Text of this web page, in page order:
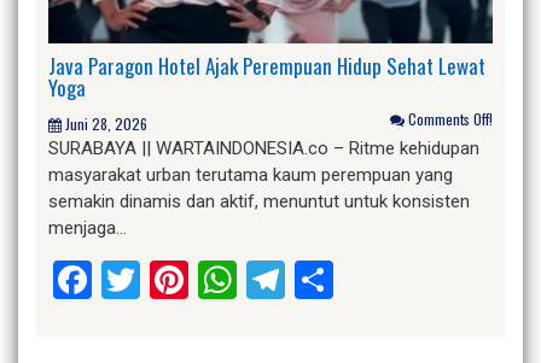
Java Paragon Hotel Ajak Perempuan Hidup Sehat Lewat
Yoga
Juni 28, 2026 Comments Off!
SURABAYA || WARTAINDONESIA.co – Ritme kehidupan
masyarakat urban terutama kaum perempuan yang
semakin dinamis dan aktif, menuntut untuk konsisten
menjaga…
Facebook
Twitter
Pinterest
WhatsApp
Telegram